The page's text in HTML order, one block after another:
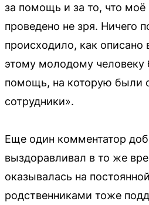
за помощь и за то, что
проведено не зря. Ничего
происходило, как
этому молодому человеку
помощь, на которую были
сотрудники».
Еще один комментатор
выздоравливал в то же
оказывалась на
родственниками тоже